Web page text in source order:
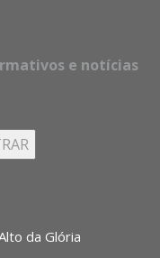
e notícias
da Glória